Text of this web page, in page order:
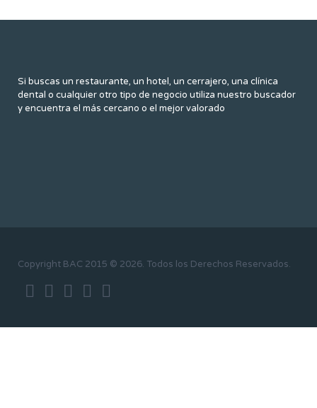
Si buscas un restaurante, un hotel, un cerrajero, una clínica
dental o cualquier otro tipo de negocio utiliza nuestro buscador
y encuentra el más cercano o el mejor valorado
Copyright BAC 2015 © 2026. Todos los Derechos Reservados.